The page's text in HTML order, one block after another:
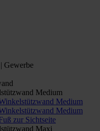
Gewerbe
Medium
Medium
Medium
zur Sichtseite
Maxi